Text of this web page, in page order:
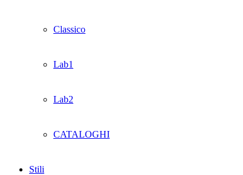
Classico
Lab1
Lab2
CATALOGHI
Stili